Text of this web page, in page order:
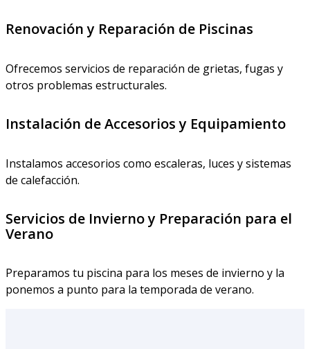
Renovación y Reparación de Piscinas
Ofrecemos servicios de reparación de grietas, fugas y
otros problemas estructurales.
Instalación de Accesorios y Equipamiento
Instalamos accesorios como escaleras, luces y sistemas
de calefacción.
Servicios de Invierno y Preparación para el
Verano
Preparamos tu piscina para los meses de invierno y la
ponemos a punto para la temporada de verano.